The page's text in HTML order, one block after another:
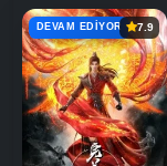
DEVAM EDIYOR 7.9